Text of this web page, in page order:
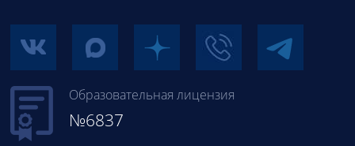
Образовательная лицензия
№6837